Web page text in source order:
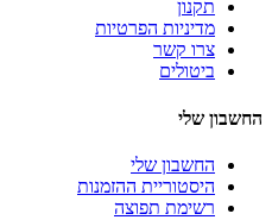
תקנון
מדיניות הפרטיות
צרו קשר
ביטולים
החשבון שלי
החשבון שלי
היסטוריית ההזמנות
רשימת תפוצה